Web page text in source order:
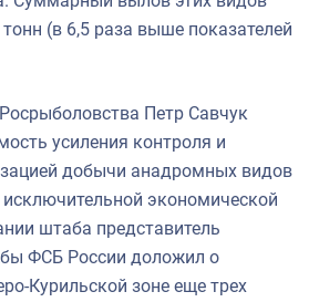
(в 6,5 раза выше показателей
Петр Савчук
усиления контроля и
добычи анадромных видов
экономической
штаба представитель
ФСБ России доложил о
Курильской зоне еще трех